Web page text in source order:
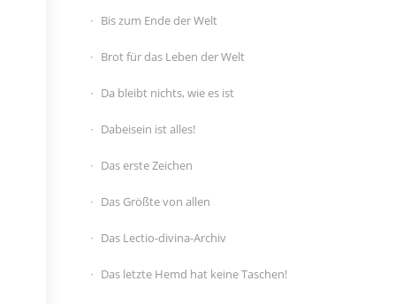
Bis zum Ende der Welt
Brot für das Leben der Welt
Da bleibt nichts, wie es ist
Dabeisein ist alles!
Das erste Zeichen
Das Größte von allen
Das Lectio-divina-Archiv
Das letzte Hemd hat keine Taschen!